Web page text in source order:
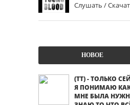
Слушать /
НОВОЕ
(ТТ) - ТОЛЬКО
Я ПОНИМАЮ
МНЕ БЫЛА